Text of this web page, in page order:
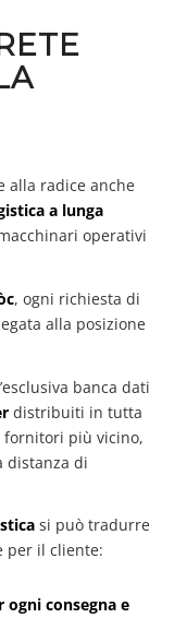
alla radice anche
a lunga
operativi
, ogni richiesta di
alla posizione
banca dati
distribuiti in tutta
più vicino,
distanza di
si può tradurre
per il cliente:
consegna e